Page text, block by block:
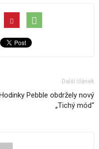
Další článek
Pebble obdržely nový
„Tichý mód“